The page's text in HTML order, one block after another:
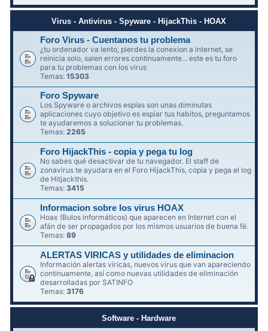
Virus - Antivirus - Spyware - HijackThis - HOAX
Foro Virus - Cuentanos tu problema
¿tu ordenador va lento, pierdes la conexion a internet, se
reinicia solo, salen errores continuamente... este es tu foro
para tu problemas con los virus
Temas:15303
Foro Spyware
Los Spyware o archivos espías son unas diminutas
aplicaciones cuyo objetivo es espiar tus habitos, preguntamos
te ayudaremos a solucionar tu problemas.
Temas:2265
Foro HijackThis - copia y pega tu log
No sabes qué desactivar de tu navegador. El staff de
zonavirus te ayudara en el Foro HijackThis, copia y pega el log
de Hitjackthis.
Temas: 3415
Informacion sobre los virus HOAX
Hoax (Bulos informáticos) que aparecen en Internet con el
afán de ser propagados por los mismos usuarios de buena fé.
Temas:89
ALERTAS VIRICAS y utilidades de eliminacion
Información alertas víricas, nuevos virus que van apareciendo
continuamente, así como nuevas utilidades de eliminación
desarrolladas por SATINFO
Temas:3176
Software - Hardware